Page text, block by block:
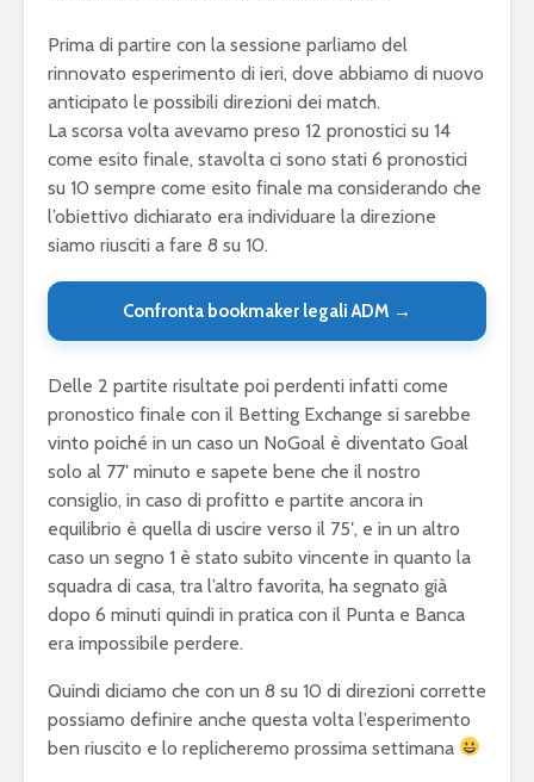
Prima di partire con la sessione parliamo del
rinnovato esperimento di ieri, dove abbiamo di nuovo
anticipato le possibili direzioni dei match.
La scorsa volta avevamo preso 12 pronostici su 14
come esito finale, stavolta ci sono stati 6 pronostici
su 10 sempre come esito finale ma considerando che
l’obiettivo dichiarato era individuare la direzione
siamo riusciti a fare 8 su 10.
Confronta bookmaker legali ADM →
Delle 2 partite risultate poi perdenti infatti come
pronostico finale con il Betting Exchange si sarebbe
vinto poiché in un caso un NoGoal è diventato Goal
solo al 77′ minuto e sapete bene che il nostro
consiglio, in caso di profitto e partite ancora in
equilibrio è quella di uscire verso il 75′, e in un altro
caso un segno 1 è stato subito vincente in quanto la
squadra di casa, tra l’altro favorita, ha segnato già
dopo 6 minuti quindi in pratica con il Punta e Banca
era impossibile perdere.
Quindi diciamo che con un 8 su 10 di direzioni corrette
possiamo definire anche questa volta l’esperimento
ben riuscito e lo replicheremo prossima settimana